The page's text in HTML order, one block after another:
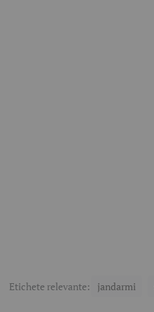
Etichete relevante: jandarmi